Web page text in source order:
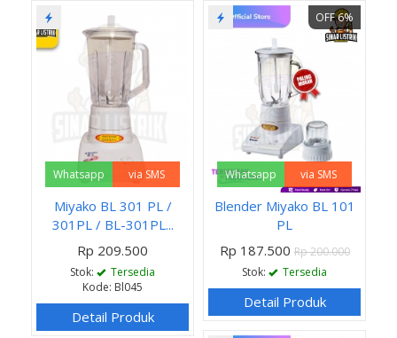
Whatsapp via SMS
Miyako BL 301 PL /
301PL / BL-301PL...
Rp 209.500
Stok:
Tersedia
Kode: Bl045
Detail Produk
OFF 6%
Whatsapp via SMS
Blender Miyako BL 101
PL
Rp 187.500Rp 200.000
Stok:
Tersedia
Detail Produk